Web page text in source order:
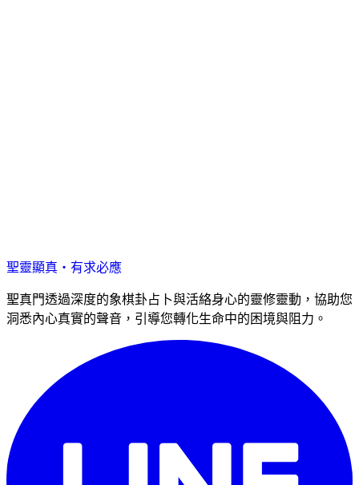
聖靈顯真・有求必應
聖真門透過深度的象棋卦占卜與活絡身心的靈修靈動，協助您
洞悉內心真實的聲音，引導您轉化生命中的困境與阻力。